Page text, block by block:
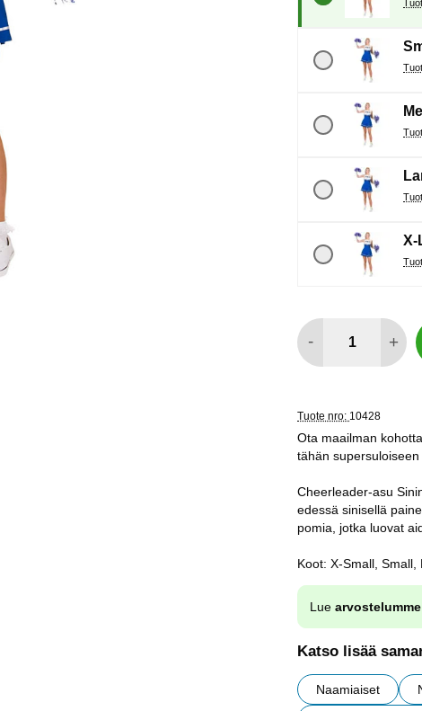
X-
- +
Tuote nro: 10428
Ota maailman
tähän
Cheerleader-asu
edessä sinisellä
pomia, jotka luovat
Koot: X-Small, Small,
Lue arvostelumme
Katso lisää
Naamiaiset